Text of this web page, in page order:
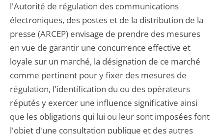
l'Autorité de régulation des communications
électroniques, des postes et de la distribution de la
presse (ARCEP) envisage de prendre des mesures
en vue de garantir une concurrence effective et
loyale sur un marché, la désignation de ce marché
comme pertinent pour y fixer des mesures de
régulation, l'identification du ou des opérateurs
réputés y exercer une influence significative ainsi
que les obligations qui lui ou leur sont imposées font
l'objet d'une consultation publique et des autres